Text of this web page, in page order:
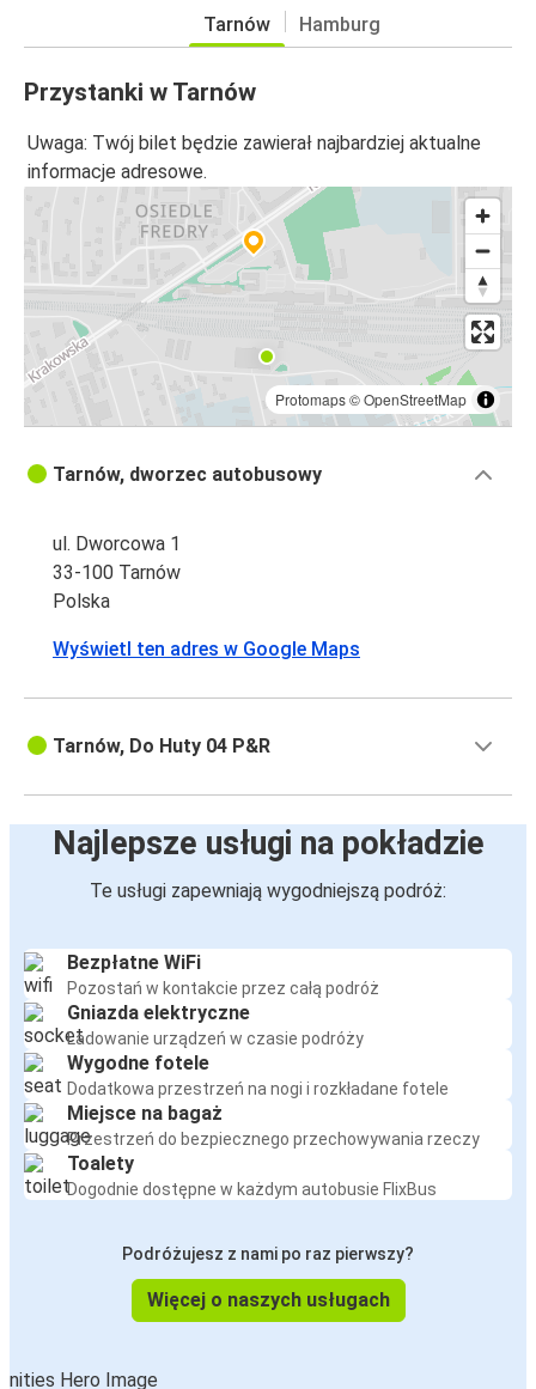
Tarnów Hamburg
Przystanki w Tarnów
Uwaga: Twój bilet będzie zawierał najbardziej aktualne
informacje adresowe.
Protomaps©OpenStreetMap
Tarnów, dworzec autobusowy
ul. Dworcowa 1
33-100 Tarnów
Polska
Wyświetl ten adres w Google Maps
Tarnów, Do Huty 04 P&R
Najlepsze usługi na pokładzie
Te usługi zapewniają wygodniejszą podróż:
Bezpłatne WiFi
Pozostań w kontakcie przez całą podróż
Gniazda elektryczne
Ładowanie urządzeń w czasie podróży
Wygodne fotele
Dodatkowa przestrzeń na nogi i rozkładane fotele
Miejsce na bagaż
Przestrzeń do bezpiecznego przechowywania rzeczy
Toalety
Dogodnie dostępne w każdym autobusie FlixBus
Podróżujesz z nami po raz pierwszy?
Więcej o naszych usługach